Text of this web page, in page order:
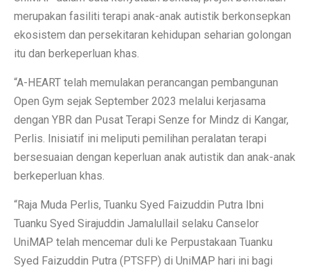
merupakan fasiliti terapi anak-anak autistik berkonsepkan
ekosistem dan persekitaran kehidupan seharian golongan
itu dan berkeperluan khas.
“A-HEART telah memulakan perancangan pembangunan
Open Gym sejak September 2023 melalui kerjasama
dengan YBR dan Pusat Terapi Senze for Mindz di Kangar,
Perlis. Inisiatif ini meliputi pemilihan peralatan terapi
bersesuaian dengan keperluan anak autistik dan anak-anak
berkeperluan khas.
“Raja Muda Perlis, Tuanku Syed Faizuddin Putra Ibni
Tuanku Syed Sirajuddin Jamalullail selaku Canselor
UniMAP telah mencemar duli ke Perpustakaan Tuanku
Syed Faizuddin Putra (PTSFP) di UniMAP hari ini bagi